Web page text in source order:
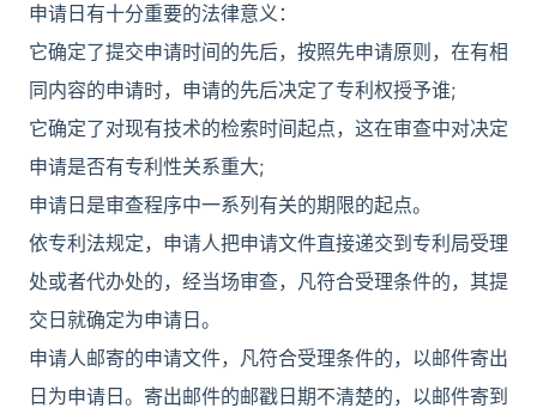
申请日有十分重要的法律意义：
它确定了提交申请时间的先后，按照先申请原则，在有相
同内容的申请时，申请的先后决定了专利权授予谁;
它确定了对现有技术的检索时间起点，这在审查中对决定
申请是否有专利性关系重大;
申请日是审查程序中一系列有关的期限的起点。
依专利法规定，申请人把申请文件直接递交到专利局受理
处或者代办处的，经当场审查，凡符合受理条件的，其提
交日就确定为申请日。
申请人邮寄的申请文件，凡符合受理条件的，以邮件寄出
日为申请日。寄出邮件的邮戳日期不清楚的，以邮件寄到